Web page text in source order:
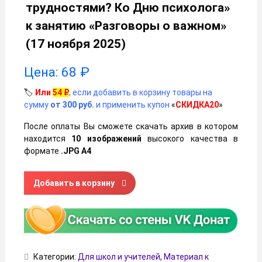
трудностями? Ко Дню психолога»
к занятию «Разговоры о важном»
(17 ноября 2025)
Цена: 68 ₽
🏷️ Или 54 ₽, если добавить в корзину товары на
сумму от 300 руб. и применить купон «СКИДКА20»
После оплаты Вы сможете скачать архив в котором
находится 10 изображенийвысокого качества в
формате .JPG А4
Количество товара Речевые облачка «Как решать
Добавить в корзину
Категории: Для школ и учителей, Материал к